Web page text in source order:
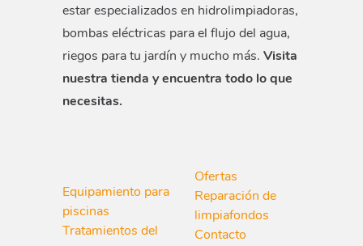
estar especializados en hidrolimpiadoras,
bombas eléctricas para el flujo del agua,
riegos para tu jardín y mucho más. Visita
nuestra tienda y encuentra todo lo que
necesitas.
Equipamiento para
piscinas
Tratamientos del
Ofertas
Reparación de
limpiafondos
Contacto